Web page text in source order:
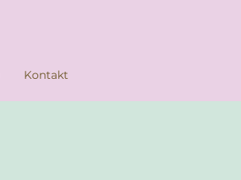
Kontakt